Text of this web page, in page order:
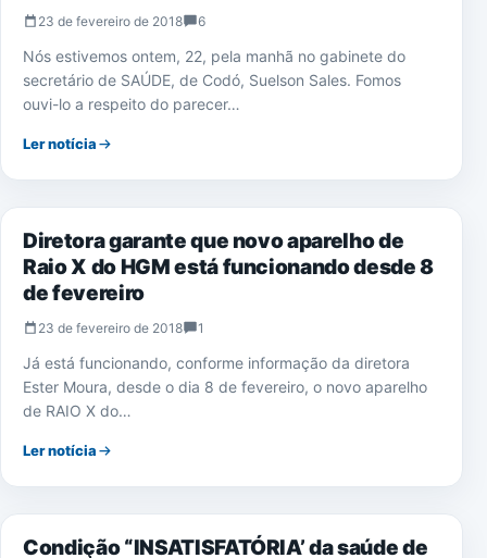
23 de fevereiro de 2018 6
Nós estivemos ontem, 22, pela manhã no gabinete do
secretário de SAÚDE, de Codó, Suelson Sales. Fomos
ouvi-lo a respeito do parecer…
Ler notícia
SAÚDE
Diretora garante que novo aparelho de
Raio X do HGM está funcionando desde 8
de fevereiro
23 de fevereiro de 2018 1
Já está funcionando, conforme informação da diretora
Ester Moura, desde o dia 8 de fevereiro, o novo aparelho
de RAIO X do…
Ler notícia
NOTÍCIAS
Condição “INSATISFATÓRIA’ da saúde de